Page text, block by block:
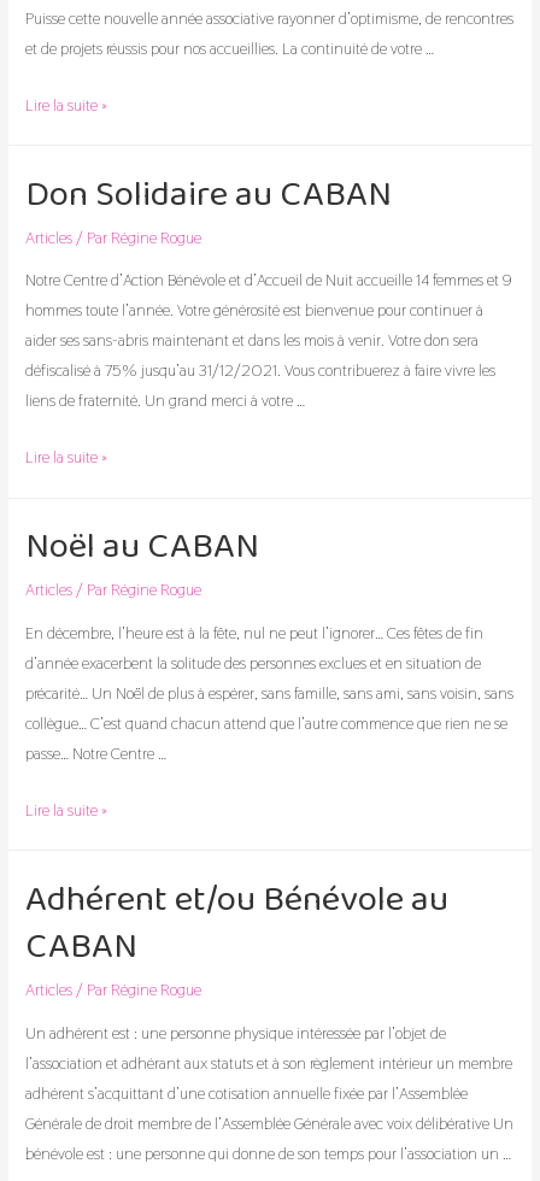
Puisse cette nouvelle année associative rayonner d’optimisme, de rencontres
et de projets réussis pour nos accueillies. La continuité de votre …
Voeux
CABAN
Lire la suite »
Don Solidaire au CABAN
Articles / Par Régine Rogue
Notre Centre d’Action Bénévole et d’Accueil de Nuit accueille 14 femmes et 9
hommes toute l’année. Votre générosité est bienvenue pour continuer à
aider ses sans-abris maintenant et dans les mois à venir. Votre don sera
défiscalisé à 75% jusqu’au 31/12/2021. Vous contribuerez à faire vivre les
liens de fraternité. Un grand merci à votre …
Don
CABAN
Lire la suite »
Noël au CABAN
Articles / Par Régine Rogue
En décembre, l’heure est à la fête, nul ne peut l’ignorer… Ces fêtes de fin
d’année exacerbent la solitude des personnes exclues et en situation de
précarité… Un Noël de plus à espérer, sans famille, sans ami, sans voisin, sans
collègue… C’est quand chacun attend que l’autre commence que rien ne se
passe… Notre Centre …
Noël
Lire la suite »
Adhérent et/ou Bénévole au
CABAN
Articles / Par Régine Rogue
Un adhérent est : une personne physique intéressée par l’objet de
l’association et adhérant aux statuts et à son règlement intérieur un membre
adhérent s’acquittant d’une cotisation annuelle fixée par l’Assemblée
Générale de droit membre de l’Assemblée Générale avec voix délibérative Un
bénévole est : une personne qui donne de son temps pour l’association un …